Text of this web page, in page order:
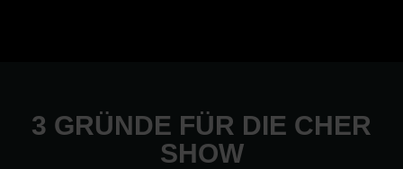
3 GRÜNDE FÜR DIE CHER
SHOW